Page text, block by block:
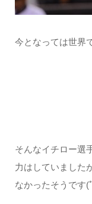
今となっては世界
そんなイチロー選
力はしていました
なかったそうです(